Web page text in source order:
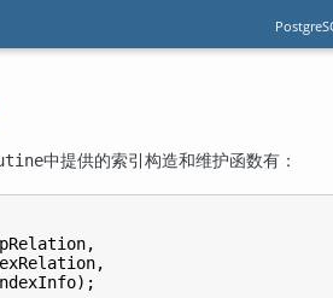
中提供的索引构造和维护函数有：